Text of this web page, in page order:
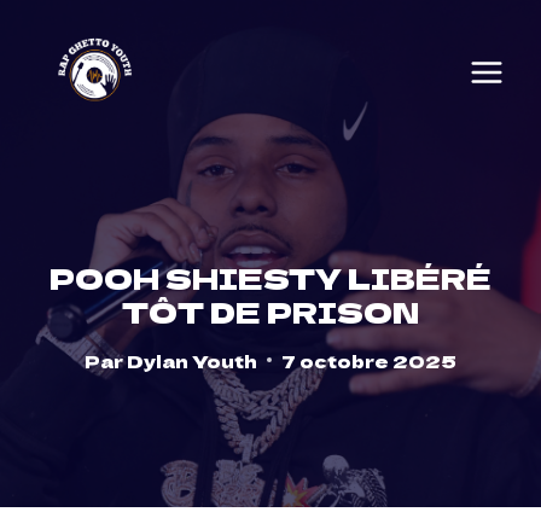
content
POOH SHIESTY LIBÉRÉ
TÔT DE PRISON
ParDylan Youth 7 octobre 2025